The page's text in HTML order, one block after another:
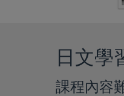
日文學
課程內容